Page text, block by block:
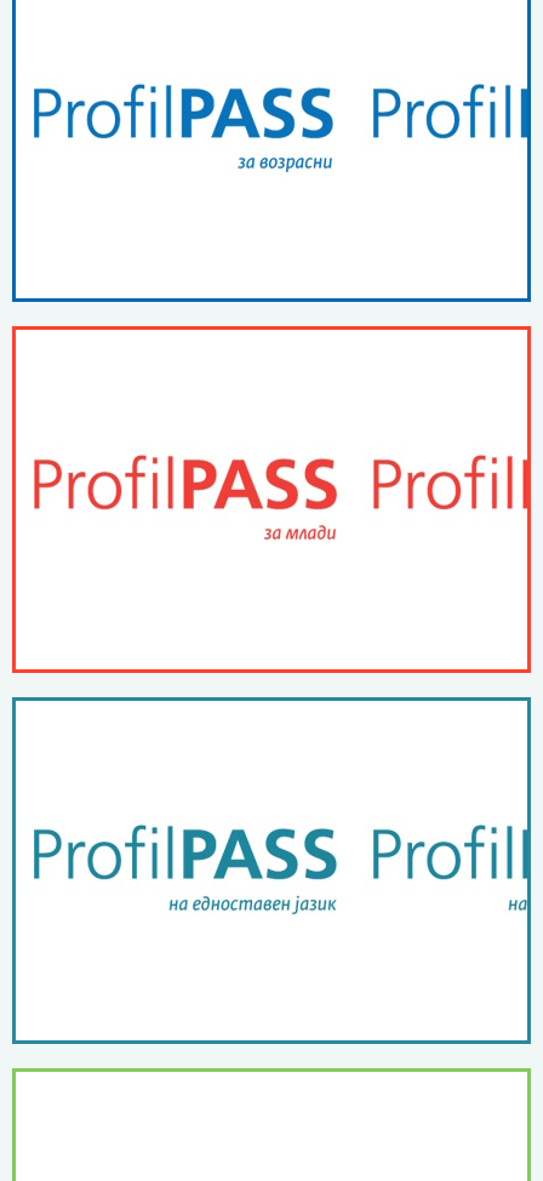
ProfilPASS за возрасни
ПОВЕЌЕ ...
ProfilPASS за млади
ПОВЕЌЕ ...
јазик